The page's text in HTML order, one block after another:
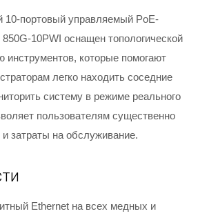
10-портовый управляемый PoE-
10PWI оснащен топологической
инструментов, которые помогают
легко находить соседние
систему в режиме реального
пользователям существенно
и затраты на обслуживание.
Ethernet на всех медных и